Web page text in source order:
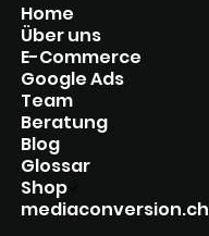
Home
Über uns
E-Commerce
Google Ads
Team
Beratung
Blog
Glossar
Shop
mediaconversion.ch